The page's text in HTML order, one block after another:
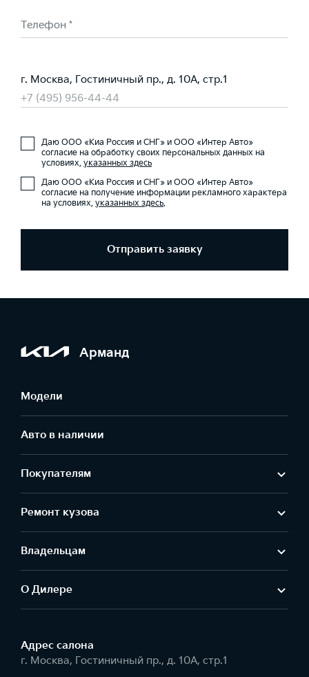
Телефон *
г. Москва, Гостиничный пр., д. 10А, стр.1
+7 (495) 956-44-44
Даю ООО «Киа Россия и СНГ» и ООО «Интер Авто»
согласие на обработку своих персональных данных на
условиях, указанных здесь
Даю ООО «Киа Россия и СНГ» и ООО «Интер Авто»
согласие на получение информации рекламного характера
на условиях, указанных здесь.
Отправить заявку
Арманд
Модели
Авто в наличии
Покупателям
Ремонт кузова
Владельцам
О Дилере
Адрес салонa
г. Москва, Гостиничный пр., д. 10А, стр.1